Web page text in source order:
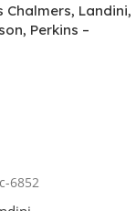
Chalmers, Landini,
Perkins –
6852